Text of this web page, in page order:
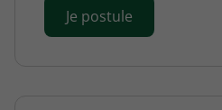
Je postule